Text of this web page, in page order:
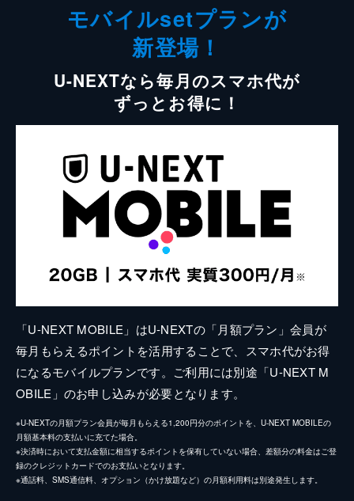
モバイルsetプランが
新登場！
U-NEXTなら毎月のスマホ代が
ずっとお得に！
「U-NEXT MOBILE」はU-NEXTの「月額プラン」会員が
毎月もらえるポイントを活用することで、スマホ代がお得
になるモバイルプランです。ご利用には別途「U-NEXT M
OBILE」のお申し込みが必要となります。
※U-NEXTの月額プラン会員が毎月もらえる1,200円分のポイントを、U-NEXT MOBILEの
月額基本料の支払いに充てた場合。
※決済時において支払金額に相当するポイントを保有していない場合、差額分の料金はご登
録のクレジットカードでのお支払いとなります。
※通話料、SMS通信料、オプション（かけ放題など）の月額利用料は別途発生します。